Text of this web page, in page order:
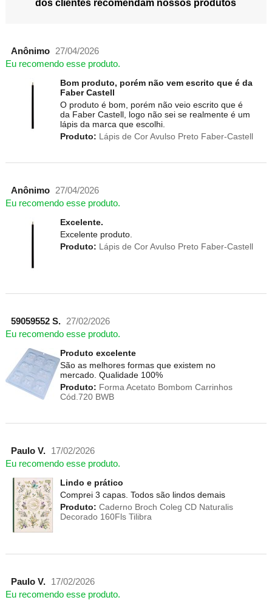
dos clientes recomendam nossos produtos
Anônimo
27/04/2026
Eu recomendo esse produto.
Bom produto, porém não vem escrito que é da
Faber Castell
O produto é bom, porém não veio escrito que é
da Faber Castell, logo não sei se realmente é um
lápis da marca que escolhi.
Produto: Lápis de Cor Avulso Preto Faber-Castell
Anônimo
27/04/2026
Eu recomendo esse produto.
Excelente.
Excelente produto.
Produto: Lápis de Cor Avulso Preto Faber-Castell
59059552 S.
27/02/2026
Eu recomendo esse produto.
Produto excelente
São as melhores formas que existem no
mercado. Qualidade 100%
Produto: Forma Acetato Bombom Carrinhos
Cód.720 BWB
Paulo V.
17/02/2026
Eu recomendo esse produto.
Lindo e prático
Comprei 3 capas. Todos são lindos demais
Produto: Caderno Broch Coleg CD Naturalis
Decorado 160Fls Tilibra
Paulo V.
17/02/2026
Eu recomendo esse produto.